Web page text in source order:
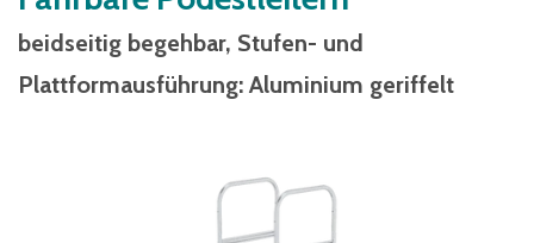
beidseitig begehbar, Stufen- und
Plattformausführung: Aluminium geriffelt